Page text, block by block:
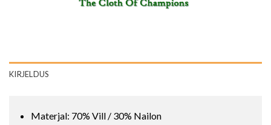
KIRJELDUS
Materjal: 70% Vill / 30% Nailon